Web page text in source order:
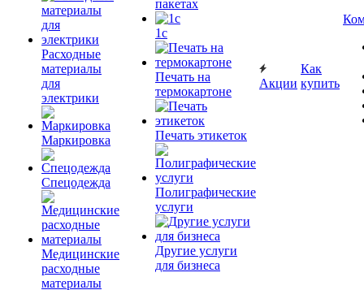
Расходные
материалы
для
электрики
Маркировка
Спецодежда
Медицинские
расходные
материалы
пакетах
1c
Печать на
термокартоне
Печать этикеток
Полиграфические
услуги
Другие услуги
для бизнеса
Акции
Как
купить